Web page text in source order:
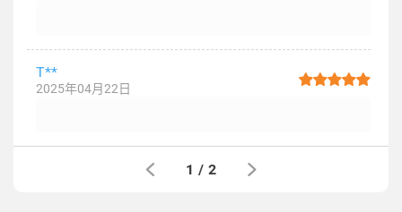
T**
2025年04月22日
1 / 2